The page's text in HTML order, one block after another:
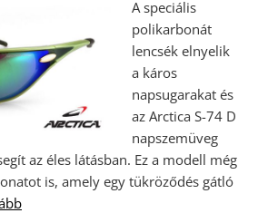
A speciális
polikarbonát
lencsék elnyelik
a káros
napsugarakat és
az Arctica S-74 D
napszemüveg
az éles látásban. Ez a modell még
is, amely egy tükröződés gátló